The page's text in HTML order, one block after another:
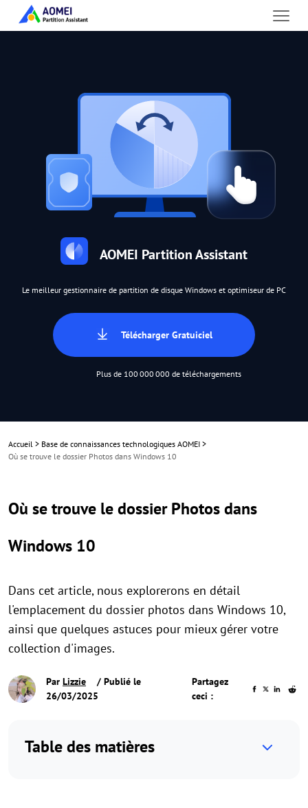
AOMEI Partition Assistant
Le meilleur gestionnaire de partition de disque Windows et optimiseur de PC
Télécharger Gratuiciel
Plus de 100 000 000 de téléchargements
Accueil > Base de connaissances technologiques AOMEI >
Où se trouve le dossier Photos dans Windows 10
Où se trouve le dossier Photos dans
Windows 10
Dans cet article, nous explorerons en détail
l'emplacement du dossier photos dans Windows 10,
ainsi que quelques astuces pour mieux gérer votre
collection d'images.
Par Lizzie
/ Publié le
26/03/2025
Partagez
ceci :
Table des matières